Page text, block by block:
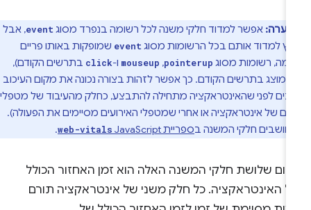
הערה:אפשר למדוד חלקי משנה לכל רשומה בנפרד מסוגevent, אבל
למדוד אותם בכל הרשומות מסוגeventשמופקות באותו פריים
רשומות מסוגpointerup
,‏
mouseupו-clickבתרשים הקודם),
בתרשים הקודם. כך אפשר לזהות בצורה נכונה את מקום העיכוב
לפני שהאינטראקציה מתחילה להתבצע, כחלק מהעיבוד של מטפלי
של אינטראקציה או אחרי שמטפלי האירועים מסיימים את הפעולה).
חלקי המשנה בספריית JavaScript‏ web-vitals
.
שלושת חלקי המשנה האלה הוא זמן האחזור הכולל
האינטראקציה. כל חלק משני של אינטראקציה תורם